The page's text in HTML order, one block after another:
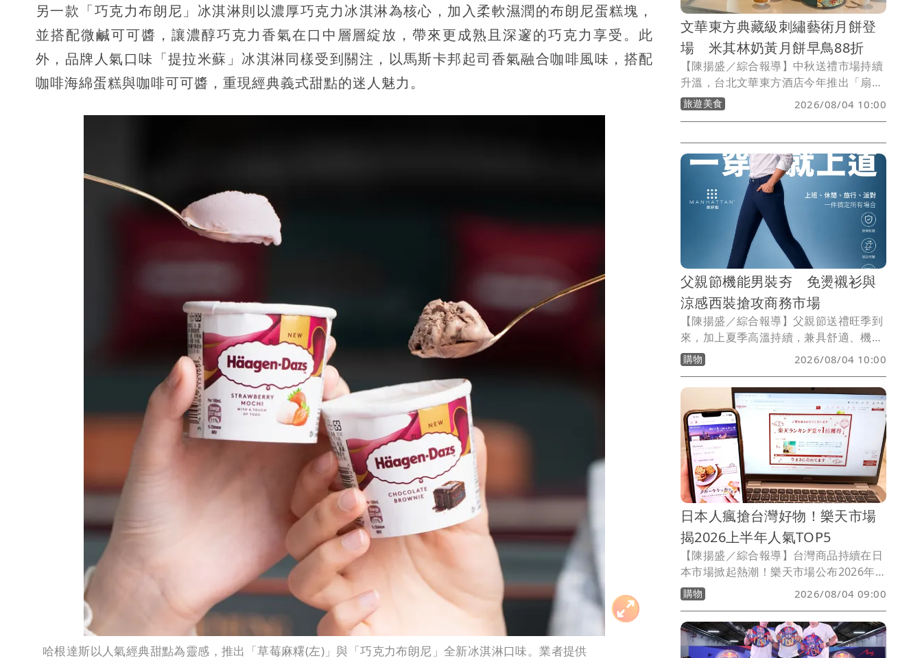
另一款「巧克力布朗尼」冰淇淋則以濃厚巧克力冰淇淋為核心，加入柔軟濕潤的布朗尼蛋糕塊，
並搭配微鹹可可醬，讓濃醇巧克力香氣在口中層層綻放，帶來更成熟且深邃的巧克力享受。此
外，品牌人氣口味「提拉米蘇」冰淇淋同樣受到關注，以馬斯卡邦起司香氣融合咖啡風味，搭配
咖啡海綿蛋糕與咖啡可可醬，重現經典義式甜點的迷人魅力。
哈根達斯以人氣經典甜點為靈感，推出「草莓麻糬(左)」與「巧克力布朗尼」全新冰淇淋口味。業者提供
文華東方典藏級刺繡藝術月餅登
場 米其林奶黃月餅早鳥88折
【陳揚盛／綜合報導】中秋送禮市場持續
升溫，台北文華東方酒店今年推出「扇享
中秋．蝶舞芳華」系列中秋月餅禮盒，以
典藏級刺繡藝術結合東方美學，推出米其
月餅及首度推出的雙入廣式月餅禮袋，即
日起開放預購，8/9前預購付款可享六入
禮盒88折、雙入禮袋9折優惠。
旅遊美食 2026/08/04 10:00
父親節機能男裝夯 免燙襯衫與
涼感西裝搶攻商務市場
【陳揚盛／綜合報導】父親節送禮旺季到
來，加上夏季高溫持續，兼具舒適、機能
與正式感的男裝需求明顯升溫。近年消費
者選購商務服飾時，不再只看重版型與外
觀，更重視涼感、抗皺、易保養及多場合
穿搭等功能性，帶動機能男裝市場持續成
長，也促使品牌紛紛推出結合科技面料與
實用設計的新產品，搶攻父親節送禮與夏
季換季商機。
購物 2026/08/04 10:00
日本人瘋搶台灣好物！樂天市場
揭2026上半年人氣TOP5
【陳揚盛／綜合報導】台灣商品持續在日
本市場掀起熱潮！樂天市場公布2026年上
半年日本消費者最愛台灣商品TOP5，從
傳統伴手禮到生活用品、專業職人工具，
台灣品牌正逐漸走入日本消費者日常。榜
單中甜點仍是最大熱門，包括「甜滿香蔥
牛軋餅」、「漢坊餅藝伯爵珍珠流心」及
購物 2026/08/04 09:00